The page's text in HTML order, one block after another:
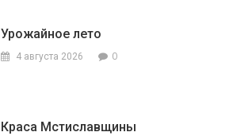
Урожайное лето
4 августа 2026 0
Краса Мстиславщины